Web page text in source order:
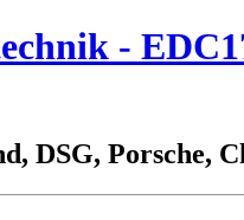
-
DSG, Porsche,